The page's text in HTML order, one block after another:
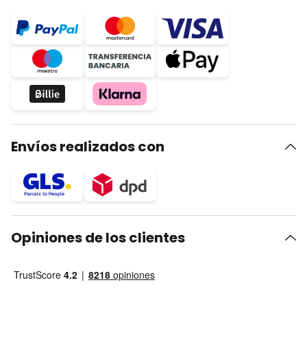
Envíos realizados con
Opiniones de los clientes